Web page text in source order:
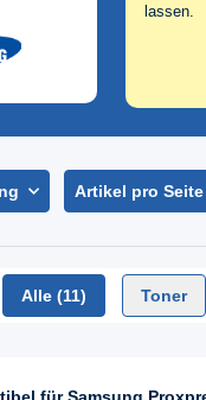
lassen.
Artikel pro Seite
Alle (11) Toner